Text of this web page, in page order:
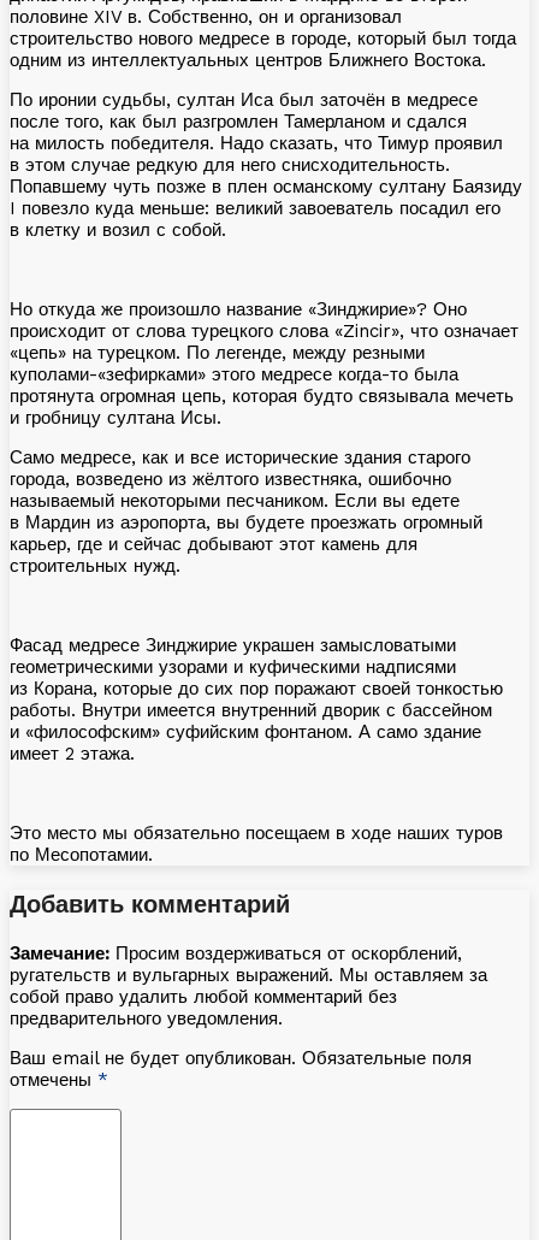
половине XIV в. Собственно, он и организовал
строительство нового медресе в городе, который был тогда
одним из интеллектуальных центров Ближнего Востока.
По иронии судьбы, султан Иса был заточён в медресе
после того, как был разгромлен Тамерланом и сдался
на милость победителя. Надо сказать, что Тимур проявил
в этом случае редкую для него снисходительность.
Попавшему чуть позже в плен османскому султану Баязиду
I повезло куда меньше: великий завоеватель посадил его
в клетку и возил с собой.
Но откуда же произошло название «Зинджирие»? Оно
происходит от слова турецкого слова «Zincir», что означает
«цепь» на турецком. По легенде, между резными
куполами-«зефирками» этого медресе когда-то была
протянута огромная цепь, которая будто связывала мечеть
и гробницу султана Исы.
Само медресе, как и все исторические здания старого
города, возведено из жёлтого известняка, ошибочно
называемый некоторыми песчаником. Если вы едете
в Мардин из аэропорта, вы будете проезжать огромный
карьер, где и сейчас добывают этот камень для
строительных нужд.
Фасад медресе Зинджирие украшен замысловатыми
геометрическими узорами и куфическими надписями
из Корана, которые до сих пор поражают своей тонкостью
работы. Внутри имеется внутренний дворик с бассейном
и «философским» суфийским фонтаном. А само здание
имеет 2 этажа.
Это место мы обязательно посещаем в ходе наших туров
по Месопотамии.
Добавить комментарий
Замечание: Просим воздерживаться от оскорблений,
ругательств и вульгарных выражений. Мы оставляем за
собой право удалить любой комментарий без
предварительного уведомления.
Ваш email не будет опубликован. Обязательные поля
отмечены *